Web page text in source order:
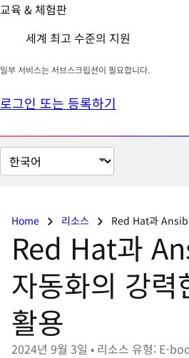
교육 & 체험판
세계 최고 수준의 지원
일부 서비스는 서브스크립션이 필요합니다.
로그인 또는 등록하기
페
이
Home 리소스 Red Hat과 Ansible
Red Hat과
자동화의 강력
활용
2024년 9월 3일 • 리소스 유형: E-